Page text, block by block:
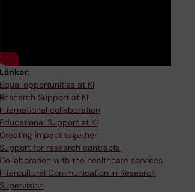
Länkar:
Equal opportunities at KI
Research Support at KI
International collaboration
Educational Support at KI
Creating impact together
Support for research contracts
Collaboration with the healthcare services
Intercultural Communication in Research
Supervision